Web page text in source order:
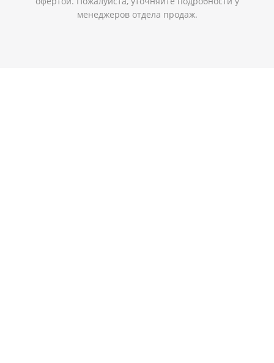
менеджеров отдела продаж.